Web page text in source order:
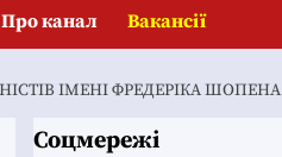
Про канал Вакансії
ІМЕНІ ФРЕДЕРІКА ШОПЕНА
Соцмережі